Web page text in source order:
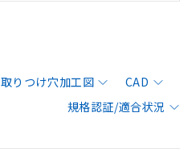
取りつけ穴加工図
CAD
規格認証/適合状況